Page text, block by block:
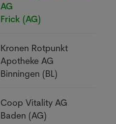
AG
Frick (AG)
Kronen Rotpunkt
Apotheke AG
Binningen (BL)
Coop Vitality AG
Baden (AG)